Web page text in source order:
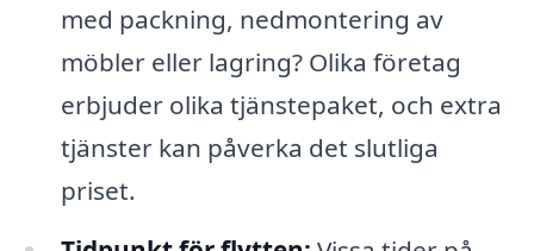
med packning, nedmontering av
möbler eller lagring? Olika företag
erbjuder olika tjänstepaket, och extra
tjänster kan påverka det slutliga
priset.